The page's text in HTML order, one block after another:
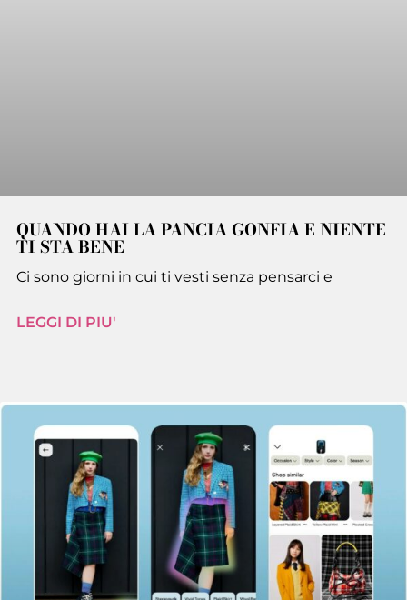
QUANDO HAI LA PANCIA GONFIA E NIENTE
TI STA BENE
Ci sono giorni in cui ti vesti senza pensarci e
LEGGI DI PIU'